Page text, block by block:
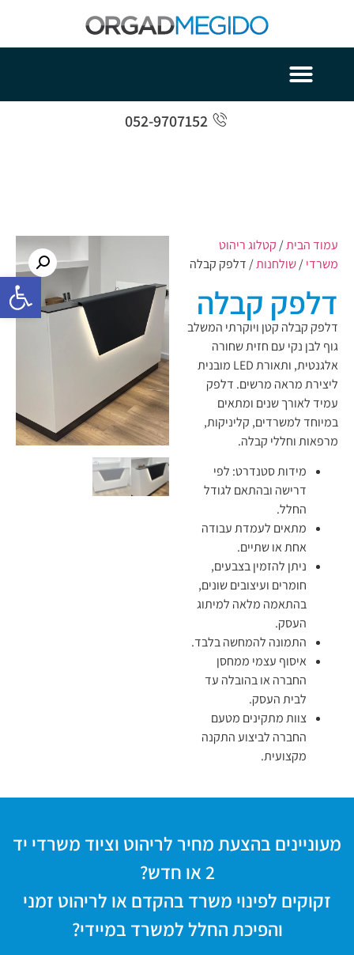
פתח
052-9707152
עמוד הבית/ קטלוג ריהוט
משרדי/שולחנות/ דלפק קבלה
דלפק קבלה
דלפק קבלה קטן ויוקרתי המשלב
גוף לבן נקי עם חזית שחורה
אלגנטית, ותאורת LED מובנית
ליצירת מראה מרשים. דלפק
עמיד לאורך שנים ומתאים
במיוחד למשרדים, קליניקות,
מרפאות וחללי קבלה.
מידות סטנדרט: לפי
דרישה ובהתאם לגודל
החלל.
מתאים לעמדת עבודה
אחת או שתיים.
ניתן להזמין בצבעים,
חומרים ועיצובים שונים,
בהתאמה מלאה למיתוג
העסק.
התמונה להמחשה בלבד.
איסוף עצמי ממחסן
החברה או בהובלה עד
לבית העסק.
צוות מתקינים מטעם
החברה לביצוע התקנה
מקצועית.
מעוניינים בהצעת מחיר לריהוט וציוד משרדי יד
2 או חדש?
זקוקים לפינוי משרד בהקדם או לריהוט זמני
והפיכת החלל למשרד במיידי?